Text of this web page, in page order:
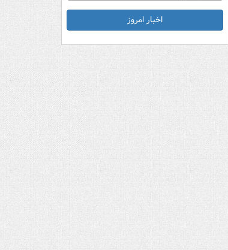
اخبار امروز